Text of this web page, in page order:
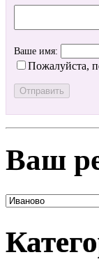
Ваше имя:
Пожалуйста,
Ваш